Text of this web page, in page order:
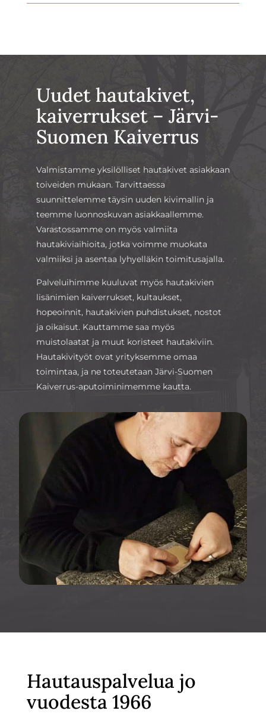
Uudet hauta­kivet,
kaiverrukset – Järvi-
Suomen Kaiverrus
Valmistamme yksilölliset hautakivet asiakkaan
toiveiden mukaan. Tarvittaessa
suunnittelemme täysin uuden kivimallin ja
teemme luonnoskuvan asiakkaallemme.
Varastossamme on myös valmiita
hautakiviaihioita, jotka voimme muokata
valmiiksi ja asentaa lyhyelläkin toimitusajalla.
Palveluihimme kuuluvat myös hautakivien
lisänimien kaiverrukset, kultaukset,
hopeoinnit, hautakivien puhdistukset, nostot
ja oikaisut. Kauttamme saa myös
muistolaatat ja muut koristeet hautakiviin.
Hautakivityöt ovat yrityksemme omaa
toimintaa, ja ne toteutetaan Järvi-Suomen
Kaiverrus-aputoiminimemme kautta.
Hautauspalvelua jo
vuodesta 1966